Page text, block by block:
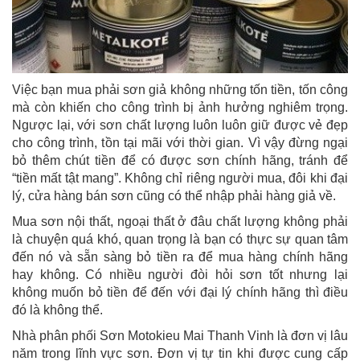
Việc bạn mua phải sơn giả không những tốn tiền, tốn công
mà còn khiến cho công trình bị ảnh hưởng nghiêm trọng.
Ngược lại, với sơn chất lượng luôn luôn giữ được vẻ đẹp
cho công trình, tồn tại mãi với thời gian. Vì vậy đừng ngại
bỏ thêm chút tiền để có được sơn chính hãng, tránh để
“tiền mất tật mang”. Không chỉ riêng người mua, đôi khi đại
lý, cửa hàng bán sơn cũng có thể nhập phải hàng giả về.
Mua sơn nội thất, ngoại thất ở đâu chất lượng không phải
là chuyện quá khó, quan trọng là bạn có thực sự quan tâm
đến nó và sẵn sàng bỏ tiền ra để mua hàng chính hãng
hay không. Có nhiều người đòi hỏi sơn tốt nhưng lại
không muốn bỏ tiền để đến với đại lý chính hãng thì điều
đó là không thể.
Nhà phân phối Sơn Motokieu Mai Thanh Vinh là đơn vị lâu
năm trong lĩnh vực sơn. Đơn vị tự tin khi được cung cấp